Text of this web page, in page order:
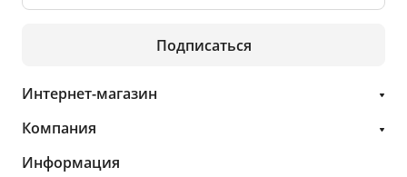
Подписаться
Интернет-магазин
Компания
Информация